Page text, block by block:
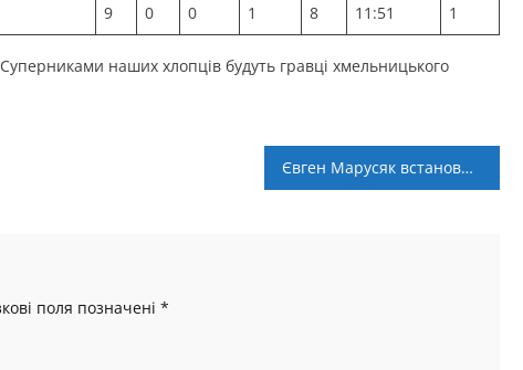
9 0 0 1 8 11:51 1
Суперниками наших хлопців будуть гравці хмельницького
Євген Марусяк встановив рекорд у Ворохті
поля позначені *